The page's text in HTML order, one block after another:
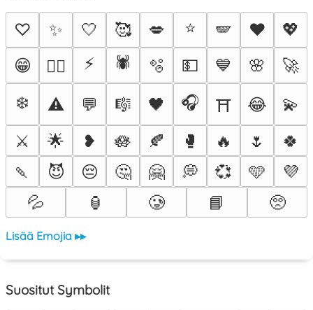
♡ ✨ 🤍 🥰 💋 ⭐ 🪽 ♥️
💖
😁
❤️‍🔥 ⚡ 🕷️ 🫧 💵 💙 🌸
🚀
❄️
⚠️ 💬 🎼 🖤 🎧 ⛩️ 😂
💫
⚔️
🌟 ❥ 🪷 🍂 🥊 🔥 🌷
🍀
🍡
😈 😔 🤔 🤗 💭 💞 🩵
💜
💦
🏮 🥲 📘 🥺
Lisää Emojia ▸▸
Suositut Symbolit